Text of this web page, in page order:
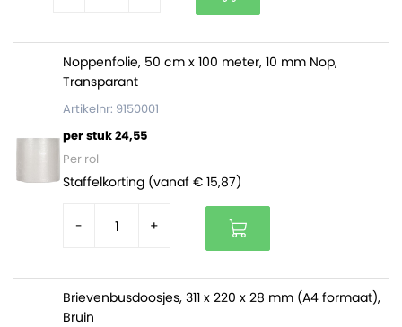
Noppenfolie, 50 cm x 100 meter, 10 mm Nop,
Transparant
Artikelnr: 9150001
per stuk 24,55
Per rol
Staffelkorting (vanaf € 15,87)
- +
Brievenbusdoosjes, 311 x 220 x 28 mm (A4 formaat),
Bruin